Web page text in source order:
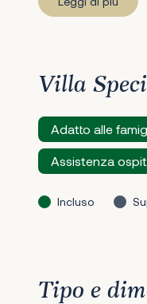
Villa
Adatto alle
Assistenza
Incluso
Tipo e